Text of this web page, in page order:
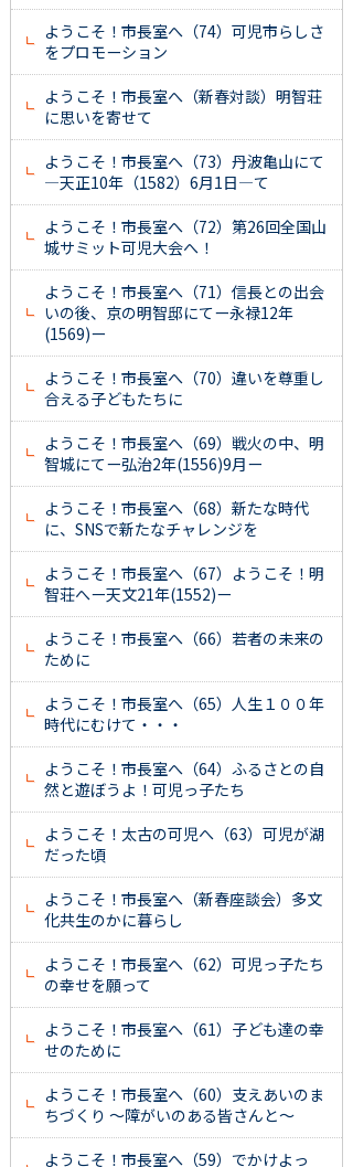
ようこそ！市長室へ（74）可児市らしさ
をプロモーション
ようこそ！市長室へ（新春対談）明智荘
に思いを寄せて
ようこそ！市長室へ（73）丹波亀山にて
―天正10年（1582）6月1日―て
ようこそ！市長室へ（72）第26回全国山
城サミット可児大会へ！
ようこそ！市長室へ（71）信長との出会
いの後、京の明智邸にてー永禄12年
(1569)ー
ようこそ！市長室へ（70）違いを尊重し
合える子どもたちに
ようこそ！市長室へ（69）戦火の中、明
智城にてー弘治2年(1556)9月ー
ようこそ！市長室へ（68）新たな時代
に、SNSで新たなチャレンジを
ようこそ！市長室へ（67）ようこそ！明
智荘へー天文21年(1552)ー
ようこそ！市長室へ（66）若者の未来の
ために
ようこそ！市長室へ（65）人生１００年
時代にむけて・・・
ようこそ！市長室へ（64）ふるさとの自
然と遊ぼうよ！可児っ子たち
ようこそ！太古の可児へ（63）可児が湖
だった頃
ようこそ！市長室へ（新春座談会）多文
化共生のかに暮らし
ようこそ！市長室へ（62）可児っ子たち
の幸せを願って
ようこそ！市長室へ（61）子ども達の幸
せのために
ようこそ！市長室へ（60）支えあいのま
ちづくり ～障がいのある皆さんと～
ようこそ！市長室へ（59）でかけよっ